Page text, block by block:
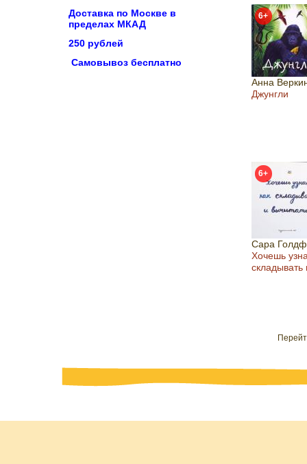
Доставка по Москве в
пределах МКАД
250 рублей
Самовывоз бесплатно
6+
Анна
Джунгли
6+
Сара
Хочешь
складывать